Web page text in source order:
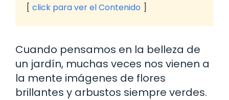
click para ver el Contenido
Cuando pensamos en la belleza de
un jardín, muchas veces nos vienen a
la mente imágenes de flores
brillantes y arbustos siempre verdes.